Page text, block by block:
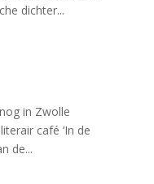
dichter...
in Zwolle
café ‘In de
de...